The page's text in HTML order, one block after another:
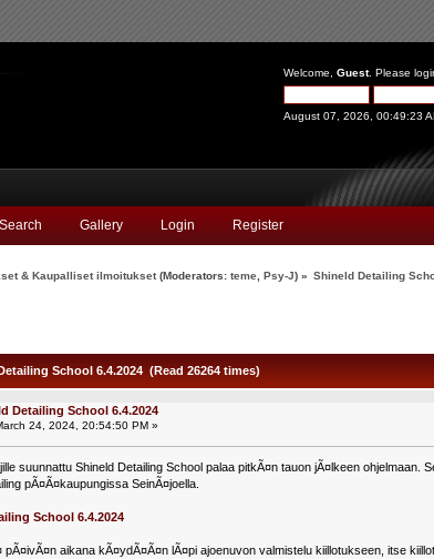
Welcome, Guest. Please
August 07, 2026, 00:49:23
Search Gallery Login Register
& Kaupalliset ilmoitukset(Moderators: teme, Psy-J) » Shineld Detailing
School 6.4.2024 (Read 26264 times)
Detailing School 6.4.2024
24, 2024, 20:54:50 PM »
suunnattu Shineld Detailing School palaa pitkÃ¤n tauon jÃ¤lkeen ohjelmaan.
pÃ¤Ã¤kaupungissa SeinÃ¤joella.
School 6.4.2024
pÃ¤ivÃ¤n aikana kÃ¤ydÃ¤Ã¤n lÃ¤pi ajoenuvon valmistelu kiillotukseen, itse